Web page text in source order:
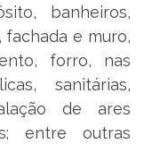
banheiros,
fachada e muro,
forro, nas
sanitárias,
de ares
entre outras